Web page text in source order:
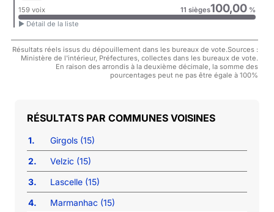
159 voix 11 sièges100,00%
► Détail de la liste
Résultats réels issus du dépouillement dans les bureaux de vote.Sources :
Ministère de l'intérieur, Préfectures, collectes dans les bureaux de vote.
En raison des arrondis à la deuxième décimale, la somme des
pourcentages peut ne pas être égale à 100%
COMMUNES VOISINES
1.
Girgols (15)
2.
Velzic (15)
3.
Lascelle (15)
4.
Marmanhac (15)